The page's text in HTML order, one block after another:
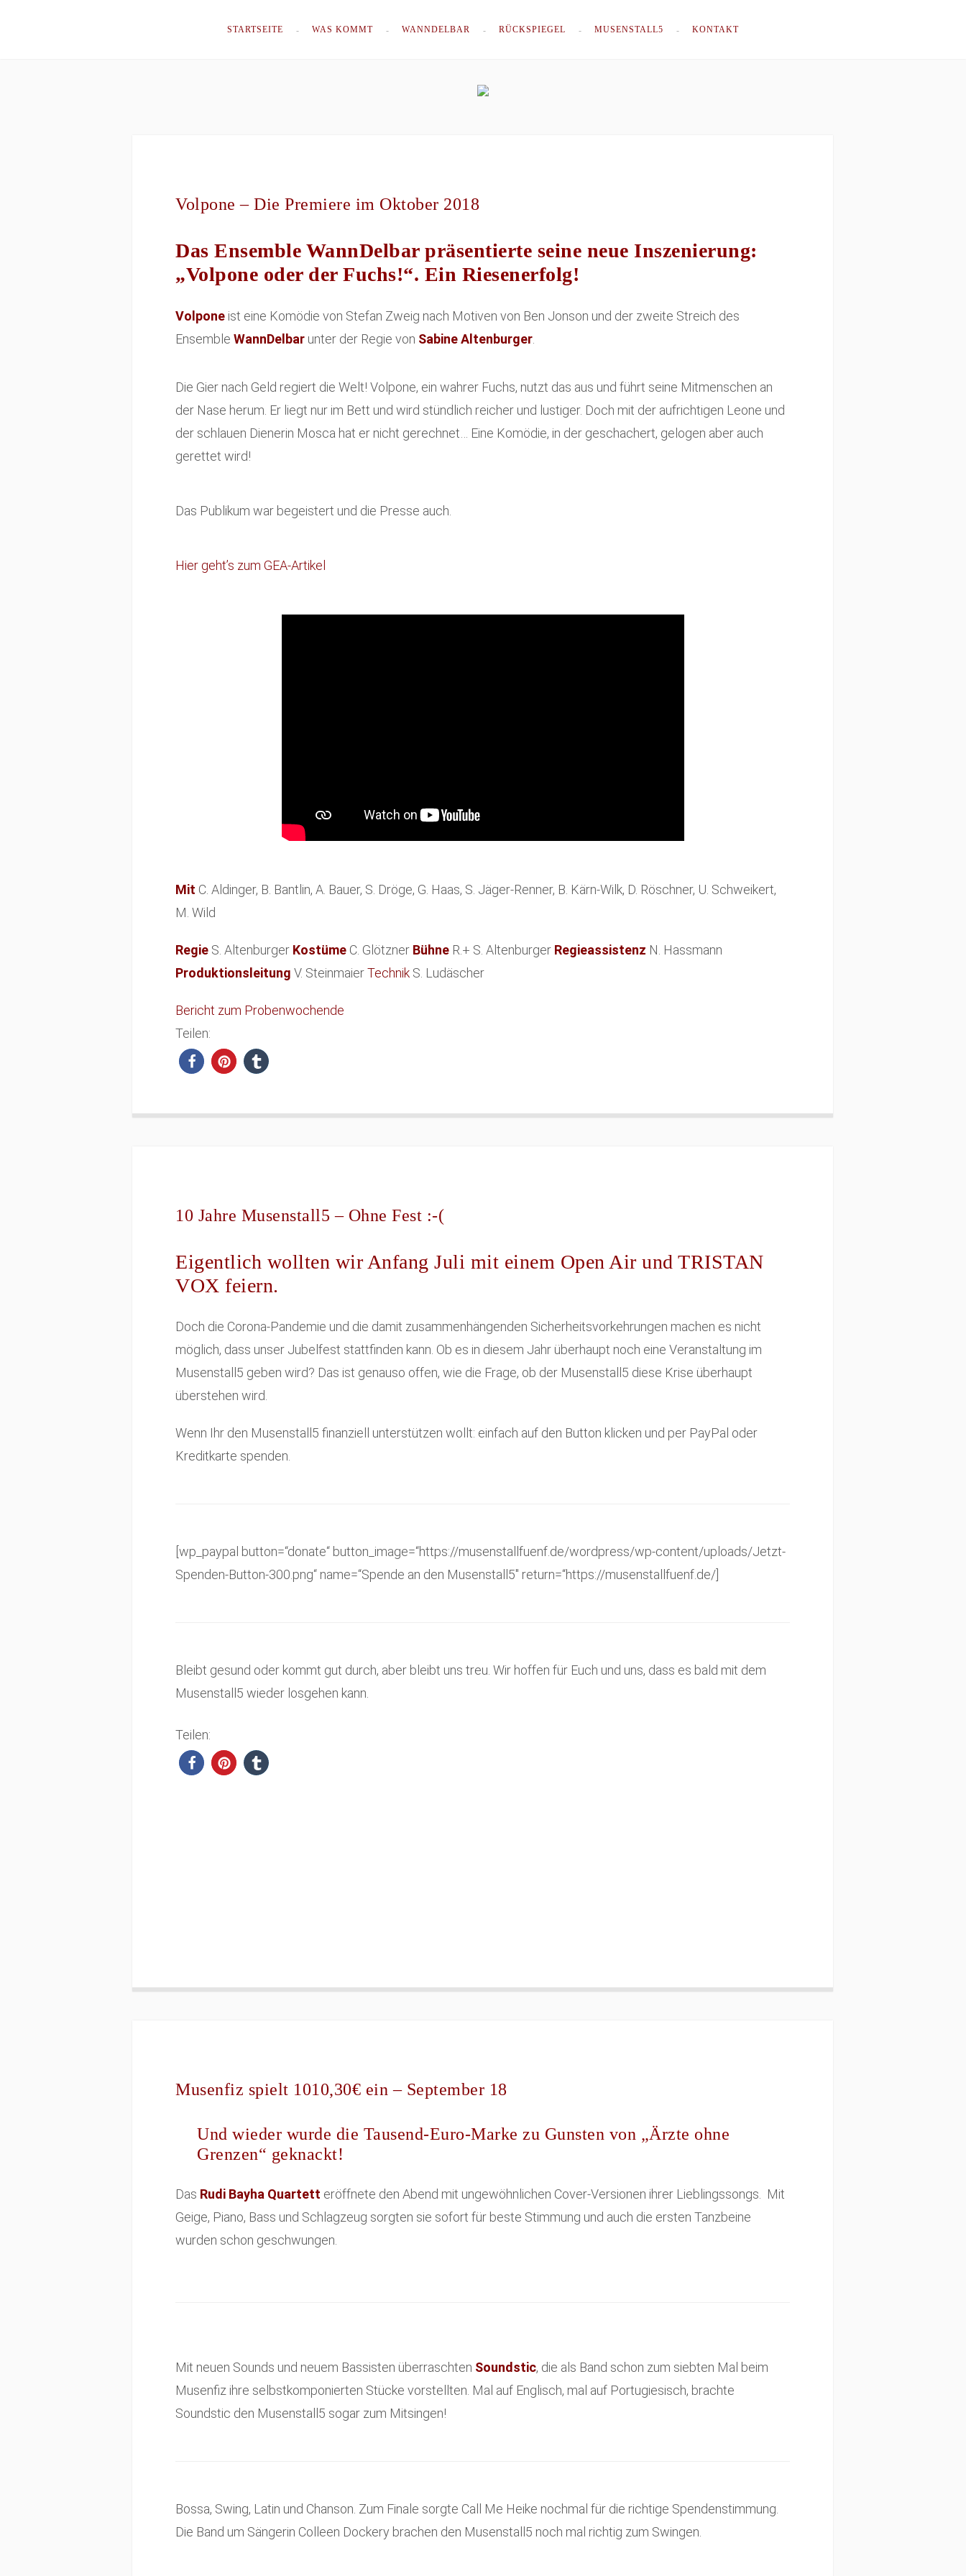
STARTSEITE WAS KOMMT WANNDELBAR RÜCKSPIEGEL MUSENSTALL5 KONTAKT
Volpone – Die Premiere im Oktober 2018
Das Ensemble WannDelbar präsentierte seine neue Inszenierung:
„Volpone oder der Fuchs!“. Ein Riesenerfolg!
Volpone ist eine Komödie von Stefan Zweig nach Motiven von Ben Jonson und der zweite Streich des
EnsembleWannDelbar unter der Regie von Sabine Altenburger
Die Gier nach Geld regiert die Welt! Volpone, ein wahrer Fuchs, nutzt das aus und führt seine Mitmenschen an
der Nase herum. Er liegt nur im Bett und wird stündlich reicher und lustiger. Doch mit der aufrichtigen Leone und
der schlauen Dienerin Mosca hat er nicht gerechnet… Eine Komödie, in der geschachert, gelogen aber auch
gerettet wird!
Das Publikum war begeistert und die Presse auch.
Hier geht’s zum GEA-Artikel
Mit C. Aldinger, B. Bantlin, A. Bauer, S. Dröge, G. Haas, S. Jäger-Renner, B. Kärn-Wilk, D. Röschner, U. Schweikert,
M. Wild
Regie S. Altenburger Kostüme C. Glötzner Bühne R.+ S. Altenburger Regieassistenz N. Hassmann
Produktionsleitung V. SteinmaierTechnik S. Ludäscher
Bericht zum Probenwochende
Teilen:
10 Jahre Musenstall5 – Ohne Fest :-(
Eigentlich wollten wir Anfang Juli mit einem Open Air und TRISTAN
VOX feiern.
Doch die Corona-Pandemie und die damit zusammenhängenden Sicherheitsvorkehrungen machen es nicht
möglich, dass unser Jubelfest stattfinden kann. Ob es in diesem Jahr überhaupt noch eine Veranstaltung im
Musenstall5 geben wird? Das ist genauso offen, wie die Frage, ob der Musenstall5 diese Krise überhaupt
überstehen wird.
Wenn Ihr den Musenstall5 finanziell unterstützen wollt: einfach auf den Button klicken und per PayPal oder
Kreditkarte spenden.
[wp_paypal button=“donate“ button_image=“https://musenstallfuenf.de/wordpress/wp-content/uploads/Jetzt-
Spenden-Button-300.png“ name=“Spende an den Musenstall5″ return=“https://musenstallfuenf.de/]
Bleibt gesund oder kommt gut durch, aber bleibt uns treu. Wir hoffen für Euch und uns, dass es bald mit dem
Musenstall5 wieder losgehen kann.
Teilen:
Musenfiz spielt 1010,30€ ein – September 18
Und wieder wurde die Tausend-Euro-Marke zu Gunsten von „Ärzte ohne
Grenzen“ geknackt!
Das Rudi Bayha Quartett eröffnete den Abend mit ungewöhnlichen Cover-Versionen ihrer Lieblingssongs. Mit
Geige, Piano, Bass und Schlagzeug sorgten sie sofort für beste Stimmung und auch die ersten Tanzbeine
wurden schon geschwungen.
Mit neuen Sounds und neuem Bassisten überraschten Soundstic, die als Band schon zum siebten Mal beim
Musenfiz ihre selbstkomponierten Stücke vorstellten. Mal auf Englisch, mal auf Portugiesisch, brachte
Soundstic den Musenstall5 sogar zum Mitsingen!
Bossa, Swing, Latin und Chanson. Zum Finale sorgte Call Me Heike nochmal für die richtige Spendenstimmung.
Die Band um Sängerin Colleen Dockery brachen den Musenstall5 noch mal richtig zum Swingen.